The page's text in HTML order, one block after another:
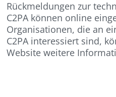
Rückmeldungen zur
C2PA können online
Organisationen, die an
C2PA interessiert sind,
Website weitere